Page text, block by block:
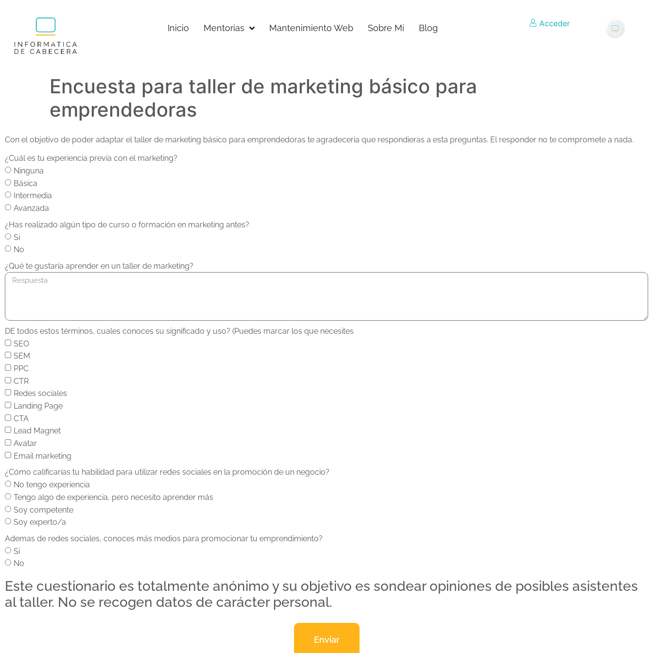
Inicio Mentorias Mantenimiento Web Sobre Mi Blog Acceder
Encuesta para taller de marketing básico para
emprendedoras
Con el objetivo de poder adaptar el taller de marketing básico para emprendedoras te agradeceria que respondieras a esta preguntas. El responder no te compromete a nada.
¿Cuál es tu experiencia previa con el marketing?
Ninguna
Básica
Intermedia
Avanzada
¿Has realizado algún tipo de curso o formación en marketing antes?
Si
No
¿Qué te gustaría aprender en un taller de marketing?
DE todos estos términos, cuales conoces su significado y uso? (Puedes marcar los que necesites
SEO
SEM
PPC
CTR
Redes sociales
Landing Page
CTA
Lead Magnet
Avatar
Email marketing
¿Cómo calificarías tu habilidad para utilizar redes sociales en la promoción de un negocio?
No tengo experiencia
Tengo algo de experiencia, pero necesito aprender más
Soy competente
Soy experto/a
Ademas de redes sociales, conoces más medios para promocionar tu emprendimiento?
Si
No
Este cuestionario es totalmente anónimo y su objetivo es sondear opiniones de posibles asistentes
al taller. No se recogen datos de carácter personal.
Enviar